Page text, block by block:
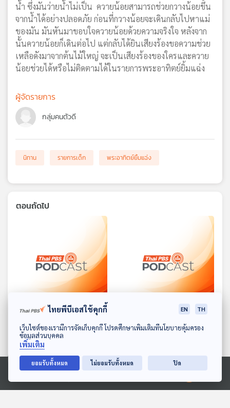
เอส
แผนที่
ข่าย
ดาวน์โหลด Thai PBS Podcast Application
Ⓒ 2020 องค์การกระจายเสียงและแพร่ภาพสาธารณะแห่งประเทศไทย
น้ำ ซึ่งมันว่ายน้ำไม่เป็น ควายน้อยสามารถช่วยกวางน้อยขึ้น
จากน้ำได้อย่างปลอดภัย ก่อนที่กวางน้อยจะเดินกลับไปหาแม่
ของมัน มันหันมาขอบใจควายน้อยด้วยความจริงใจ หลังจาก
นั้นควายน้อยก็เดินต่อไป แต่กลับได้ยินเสียงร้องขอความช่วย
เหลือดังมาจากต้นไม้ใหญ่ จะเป็นเสียงร้องของใครและควาย
น้อยช่วยได้หรือไม่ติดตามได้ในรายการพระอาทิตย์ยิ้มแฉ่ง
ผู้จัดรายการ
กลุ่มคนตัวดี
นิทาน รายการเด็ก พระอาทิตย์ยิ้มแฉ่ง
ตอนถัดไป
แม่มด
พระอาทิตย์ยิ้มแฉ่ง
EP. 1609: น้ำใจนักกีฬาของ
แรดน้อย
ไทยพีบีเอสใช้คุกกี้ EN TH
เว็บไซต์ของเรามีการจัดเก็บคุกกี้ โปรดศึกษาเพิ่มเติมที่นโยบายคุ้มครอง
ข้อมูลส่วนบุคคล
เพิ่มเติม
ยอมรับทั้งหมด ไม่ยอมรับทั้งหมด ปิด